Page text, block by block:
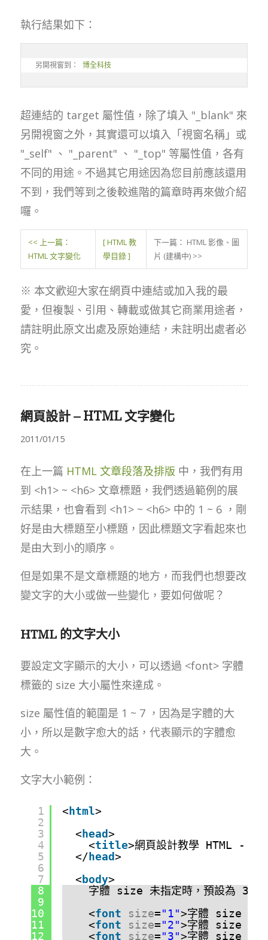
執行結果如下：
另開視窗到： 博全科技
超連結的 target 屬性值，除了填入 "_blank" 來
另開視窗之外，其實還可以填入「視窗名稱」或
"_self" 、 "_parent" 、 "_top" 等屬性值，各有
不同的用途。不過其它用途因為您目前應該還用
不到，我們等到之後較進階的篇章時再來做介紹
囉。
<< 上一篇：
HTML 文字變化
[ HTML 教
學目錄 ]
下一篇： HTML 影像、圖
片 (建構中) >>
※ 本文歡迎大家在網頁中連結或加入我的最
愛，但複製、引用、轉載或做其它商業用途者，
請註明此原文出處及原始連結，未註明出處者必
究。
網頁設計 – HTML 文字變化
2011/01/15
在上一篇 HTML 文章段落及排版 中，我們有用
到 <h1> ~ <h6> 文章標題，我們透過範例的展
示結果，也會看到 <h1> ~ <h6> 中的 1 ~ 6 ，剛
好是由大標題至小標題，因此標題文字看起來也
是由大到小的順序。
但是如果不是文章標題的地方，而我們也想要改
變文字的大小或做一些變化，要如何做呢？
HTML 的文字大小
要設定文字顯示的大小，可以透過 <font> 字體
標籤的 size 大小屬性來達成。
size 屬性值的範圍是 1 ~ 7 ，因為是字體的大
小，所以是數字愈大的話，代表顯示的字體愈
大。
文字大小範例：
1
2
3
4
5
6
7
8
9
10
11
12
< html>
< head>
<title>網頁設計教學 HTML - 文
</ head>
<body>
字體 size 未指定時，預設為 3 的
<font size="1">字體 size 為
<font size="2">字體 size 為
<font size="3">字體 size 為